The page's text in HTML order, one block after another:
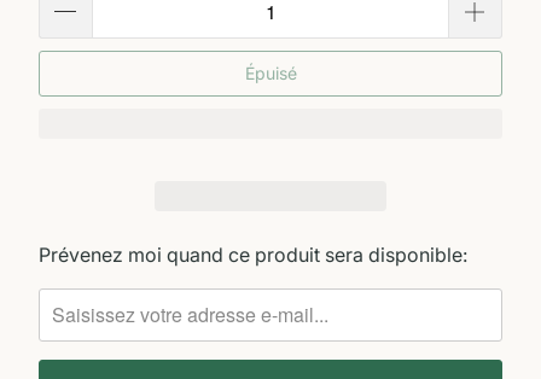
Épuisé
Merci
me
contacter
Prévenez moi quand ce produit sera disponible: